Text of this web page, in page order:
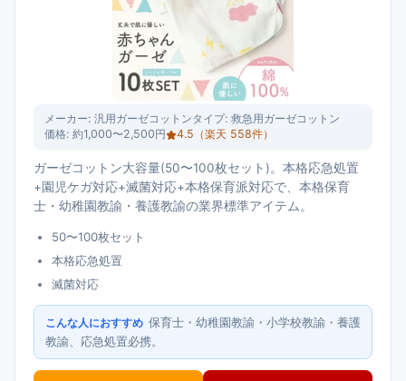
メーカー: 汎用ガーゼコットンタイプ: 救急用ガーゼコットン
価格: 約1,000〜2,500円 4.5 （楽天 558件）
ガーゼコットン大容量(50〜100枚セット)。本格応急処置
+園児ケガ対応+滅菌対応+本格保育派対応で、本格保育
士・幼稚園教諭・養護教諭の業界標準アイテム。
50〜100枚セット
本格応急処置
滅菌対応
こんな人におすすめ 保育士・幼稚園教諭・小学校教諭・養護
教諭、応急処置必携。